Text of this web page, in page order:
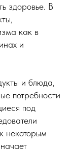
здоровье. В
как в
и
и блюда,
потребности
под
некоторым